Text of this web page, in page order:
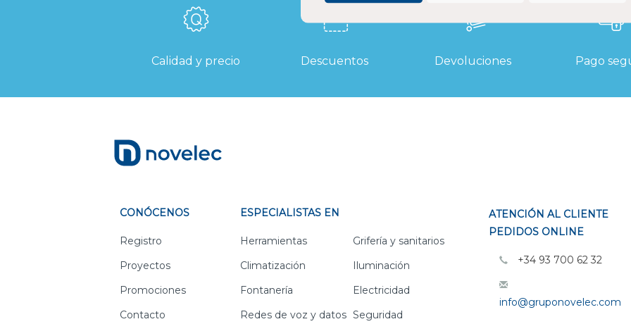
Calidad y precio Descuentos Devoluciones Pago
CONÓCENOS
Registro
Proyectos
Promociones
Contacto
ESPECIALISTAS EN
Herramientas
Grifería y sanitarios
Climatización
Iluminación
Fontanería
Electricidad
Redes de voz y datos Seguridad
ATENCIÓN AL CLIENTE
PEDIDOS ONLINE
+34 93 700 62 32
info@gruponovelec.com